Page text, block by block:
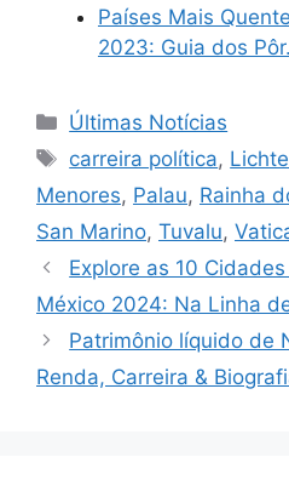
Países Mais
2023: Guia dos
Categories
Últimas Notícias
Tags
carreira política,
Menores, Palau, Rainha
San Marino, Tuvalu,
Explore as 10
México 2024: Na Linha
Patrimônio líquido de
Renda, Carreira &